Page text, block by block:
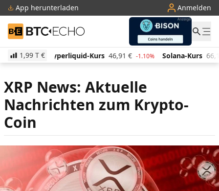
App herunterladen Anmelden
BTC-ECHO
1,99 T €
Kurs 46,91 € -1.10% Solana-Kurs 66,13 € 1.90% TRON-
XRP News: Aktuelle
Nachrichten zum Krypto-
Coin